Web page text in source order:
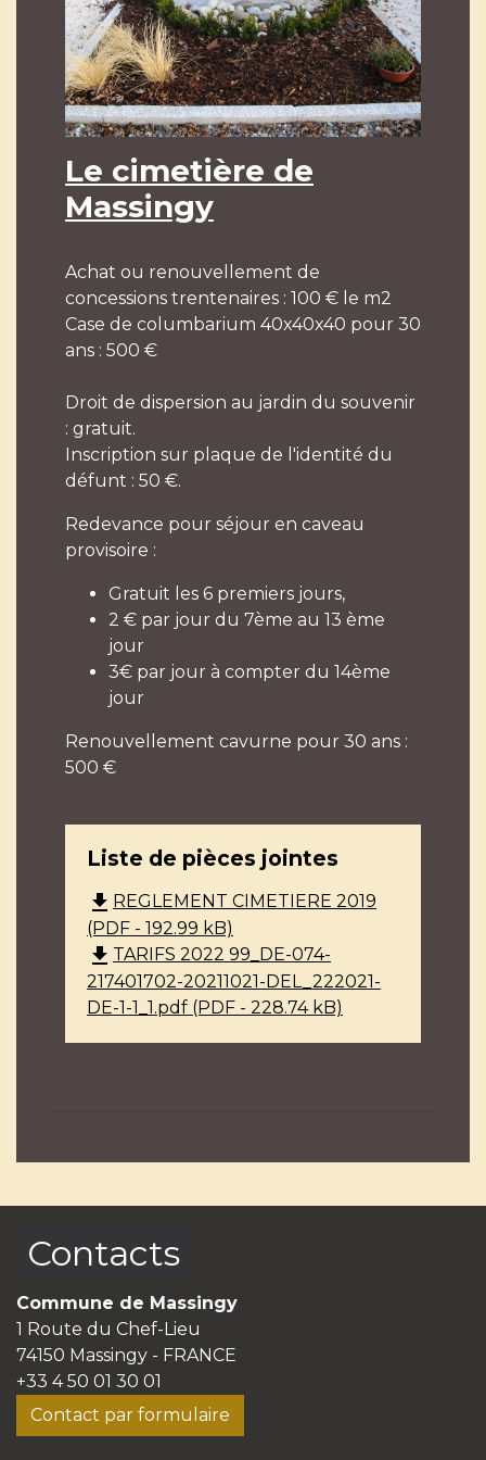
Le cimetière de
Massingy
Achat ou renouvellement de
concessions trentenaires : 100 € le m2
Case de columbarium 40x40x40 pour 30
ans : 500 €
Droit de dispersion au jardin du souvenir
: gratuit.
Inscription sur plaque de l'identité du
défunt : 50 €.
Redevance pour séjour en caveau
provisoire :
Gratuit les 6 premiers jours,
2 € par jour du 7ème au 13 ème
jour
3€ par jour à compter du 14ème
jour
Renouvellement cavurne pour 30 ans :
500 €
Liste de pièces jointes
file_download REGLEMENT CIMETIERE 2019
(PDF - 192.99 kB)
file_download TARIFS 2022 99_DE-074-
217401702-20211021-DEL_222021-
DE-1-1_1.pdf (PDF - 228.74 kB)
Contacts
Commune de Massingy
1 Route du Chef-Lieu
74150 Massingy - FRANCE
+33 4 50 01 30 01
Contact par formulaire